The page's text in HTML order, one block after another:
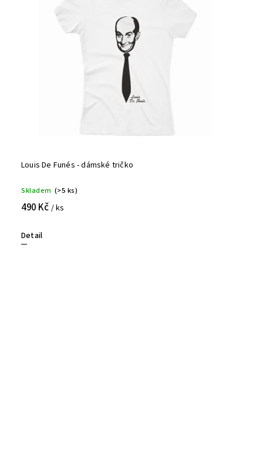
Louis De Funés - dámské tričko
Skladem (>5 ks)
490 Kč / ks
Detail